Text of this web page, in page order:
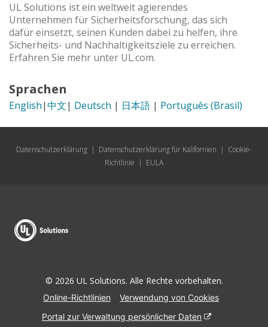
UL Solutions ist ein weltweit agierendes
Unternehmen für Sicherheitsforschung, das sich
dafür einsetzt, seinen Kunden dabei zu helfen, ihre
Sicherheits- und Nachhaltigkeitsziele zu erreichen.
Erfahren Sie mehr unter UL.com.
Sprachen
English|中文| Deutsch | 日本語 | Português (Brasil)
Datenschutzerklärung | Datenschutzerklärung für Kalifornien | Cookie-
Richtlinie | EULA
© 2026 UL Solutions. Alle Rechte vorbehalten.
Online-Richtlinien
Verwendung von Cookies
Portal zur Verwaltung persönlicher Daten